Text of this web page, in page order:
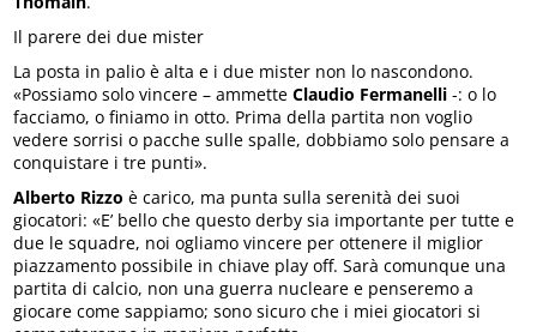
Il parere dei due mister
La posta in palio è alta e i due mister non lo nascondono.
«Possiamo solo vincere – ammetteClaudio Fermanelli -: o lo
facciamo, o finiamo in otto. Prima della partita non voglio
vedere sorrisi o pacche sulle spalle, dobbiamo solo pensare a
conquistare i tre punti».
Alberto Rizzo è carico, ma punta sulla serenità dei suoi
giocatori: «E’ bello che questo derby sia importante per tutte e
due le squadre, noi ogliamo vincere per ottenere il miglior
piazzamento possibile in chiave play off. Sarà comunque una
partita di calcio, non una guerra nucleare e penseremo a
giocare come sappiamo; sono sicuro che i miei giocatori si